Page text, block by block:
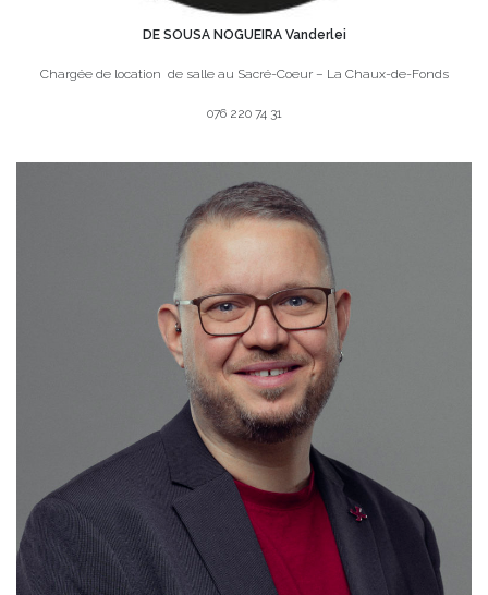
DE SOUSA NOGUEIRA Vanderlei
Chargée de location de salle au Sacré-Coeur – La Chaux-de-Fonds
076 220 74 31